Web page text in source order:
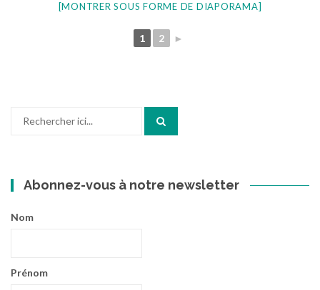
[MONTRER SOUS FORME DE DIAPORAMA]
1 2 ►
Abonnez-vous à notre newsletter
Nom
Prénom